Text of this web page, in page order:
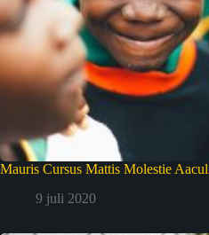
Mauris Cursus Mattis Molestie
9 juli 2020